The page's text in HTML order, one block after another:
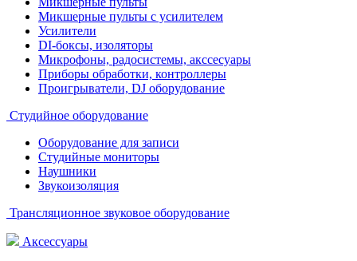
Микшерные пульты с усилителем
Усилители
DI-боксы, изоляторы
Микрофоны, радосистемы, акссесуары
Приборы обработки, контроллеры
Проигрыватели, DJ оборудование
Студийное оборудование
Оборудование для записи
Студийные мониторы
Наушники
Звукоизоляция
Трансляционное звуковое оборудование
Аксессуары